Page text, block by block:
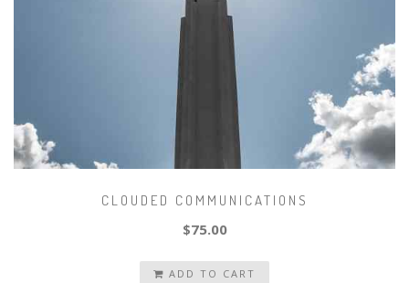
CLOUDED COMMUNICATIONS
$75.00
ADD TO CART